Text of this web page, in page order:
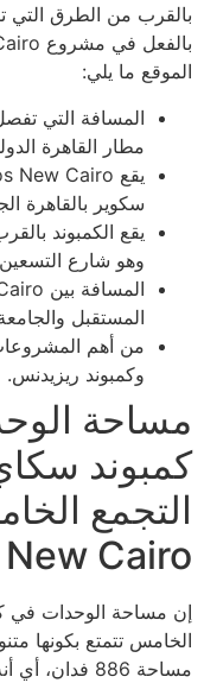
بالقرب من الطرق التي
الموقع ما يلي:
مطار القاهرة الدولي
سكوير بالقاهرة
يقع الكمبوند
وهو شارع
المستقبل
من أهم
وكمبوند ريزيدنس.
مساحة
كمبوند
New Cairo
إن مساحة الوحدات في
الخامس تتمتع بكونها
مساحة 886